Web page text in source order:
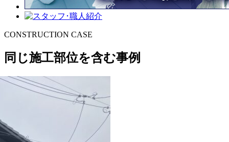
CONSTRUCTION CASE
同じ施工部位を含む事例